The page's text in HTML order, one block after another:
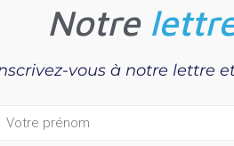
Notre
vous à notre lettre